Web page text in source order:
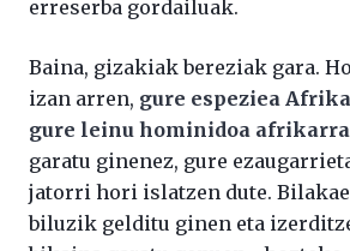
erreserba gordailuak.
Baina, gizakiak bereziak gara.
izan arren, gure espeziea
gure leinu hominidoa
garatu ginenez, gure
jatorri hori islatzen dute.
biluzik gelditu ginen eta